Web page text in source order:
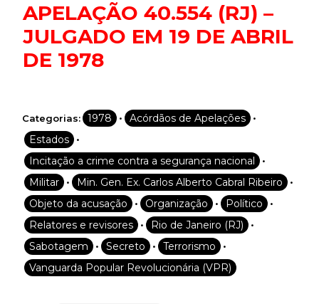
APELAÇÃO 40.554 (RJ) –
JULGADO EM 19 DE ABRIL
DE 1978
Categorias: 1978 • Acórdãos de Apelações •
Estados •
Incitação a crime contra a segurança nacional •
Militar • Min. Gen. Ex. Carlos Alberto Cabral Ribeiro •
Objeto da acusação • Organização • Político •
Relatores e revisores • Rio de Janeiro (RJ) •
Sabotagem • Secreto • Terrorismo •
Vanguarda Popular Revolucionária (VPR)